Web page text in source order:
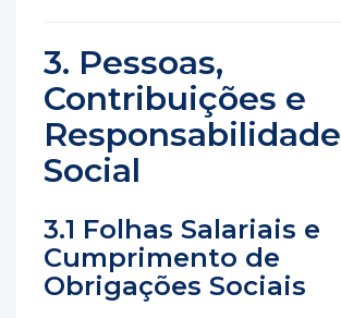
3. Pessoas,
Contribuições e
Responsabilidade
Social
3.1 Folhas Salariais e
Cumprimento de
Obrigações Sociais